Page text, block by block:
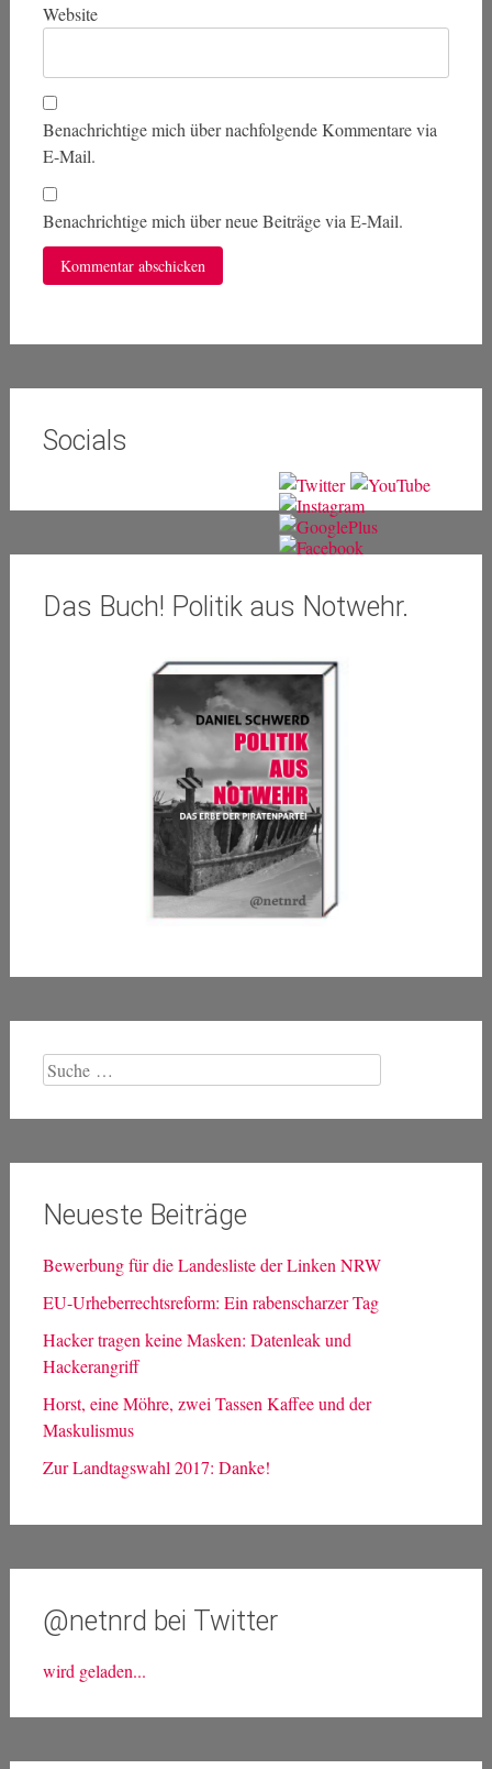
Website
Benachrichtige mich über nachfolgende Kommentare via
E-Mail.
Benachrichtige mich über neue Beiträge via E-Mail.
Socials
Das Buch! Politik aus Notwehr.
Suche
nach:
Neueste Beiträge
Bewerbung für die Landesliste der Linken NRW
EU-Urheberrechtsreform: Ein rabenscharzer Tag
Hacker tragen keine Masken: Datenleak und
Hackerangriff
Horst, eine Möhre, zwei Tassen Kaffee und der
Maskulismus
Zur Landtagswahl 2017: Danke!
@netnrd bei Twitter
wird geladen...